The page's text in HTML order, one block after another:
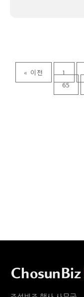
« 이전 1
65